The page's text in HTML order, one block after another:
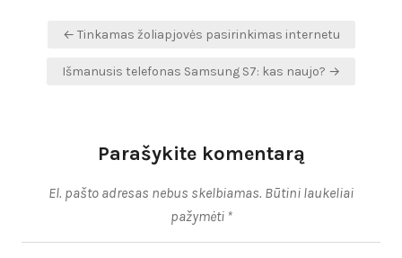
Navigacija
įrašų
← Tinkamas žoliapjovės pasirinkimas internetu
Išmanusis telefonas Samsung S7: kas naujo? →
Parašykite komentarą
El. pašto adresas nebus skelbiamas. Būtini laukeliai
pažymėti *